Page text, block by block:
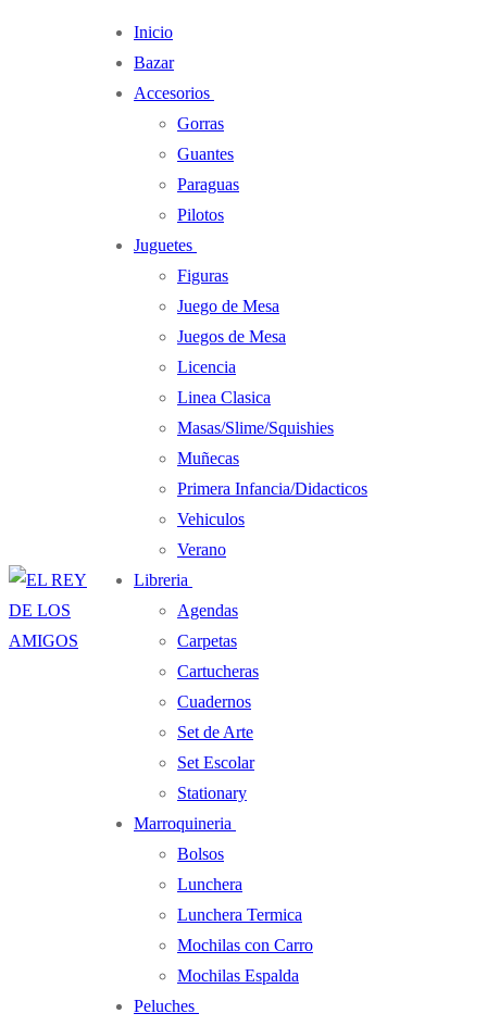
Inicio
Bazar
Accesorios
Gorras
Guantes
Paraguas
Pilotos
Juguetes
Figuras
Juego de Mesa
Juegos de Mesa
Licencia
Linea Clasica
Masas/Slime/Squishies
Muñecas
Primera Infancia/Didacticos
Vehiculos
Verano
Libreria
Agendas
Carpetas
Cartucheras
Cuadernos
Set de Arte
Set Escolar
Stationary
Marroquineria
Bolsos
Lunchera
Lunchera Termica
Mochilas con Carro
Mochilas Espalda
Peluches